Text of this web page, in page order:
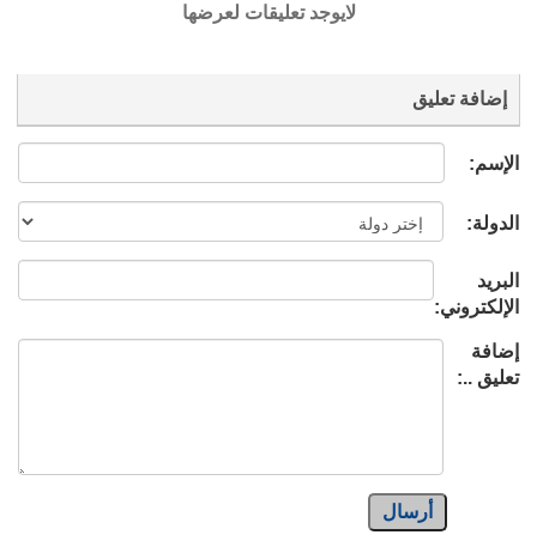
لايوجد تعليقات لعرضها
إضافة تعليق
الإسم:
الدولة:
البريد
الإلكتروني:
إضافة
تعليق ..:
أرسال